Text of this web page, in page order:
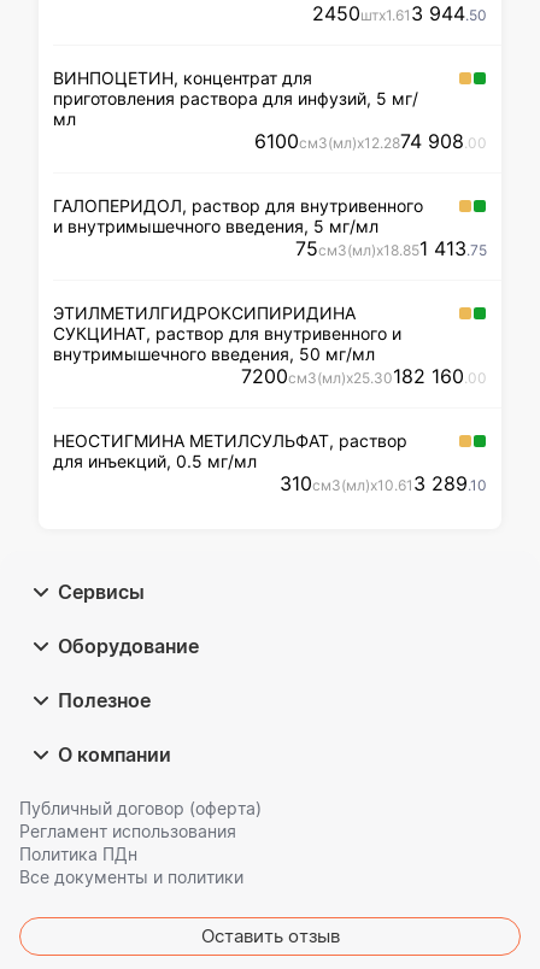
2450штx1.61 3 944.50
ВИНПОЦЕТИН, концентрат для
приготовления раствора для инфузий, 5 мг/
мл
6100см3(мл)x12.2874 908.00
ГАЛОПЕРИДОЛ, раствор для внутривенного
и внутримышечного введения, 5 мг/мл
75см3(мл)x18.851 413.75
ЭТИЛМЕТИЛГИДРОКСИПИРИДИНА
СУКЦИНАТ, раствор для внутривенного и
внутримышечного введения, 50 мг/мл
7200см3(мл)x25.30182 160.00
НЕОСТИГМИНА МЕТИЛСУЛЬФАТ, раствор
для инъекций, 0.5 мг/мл
310см3(мл)x10.61 3 289.10
Сервисы
Оборудование
Полезное
О компании
Публичный договор (оферта)
Регламент использования
Политика ПДн
Все документы и политики
Оставить отзыв